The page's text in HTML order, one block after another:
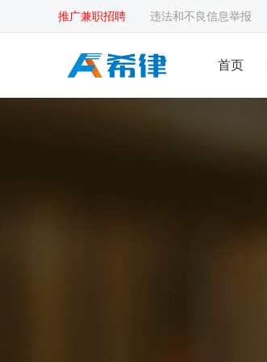
推广兼职招聘 违法和不良信息举报
首页